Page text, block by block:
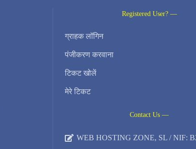
Registered User? —
ग्राहक लॉगिन
पंजीकरण करवाना
टिकट खोलें
मेरे टिकट
Contact Us —
WEB HOSTING ZONE, SL / NIF: